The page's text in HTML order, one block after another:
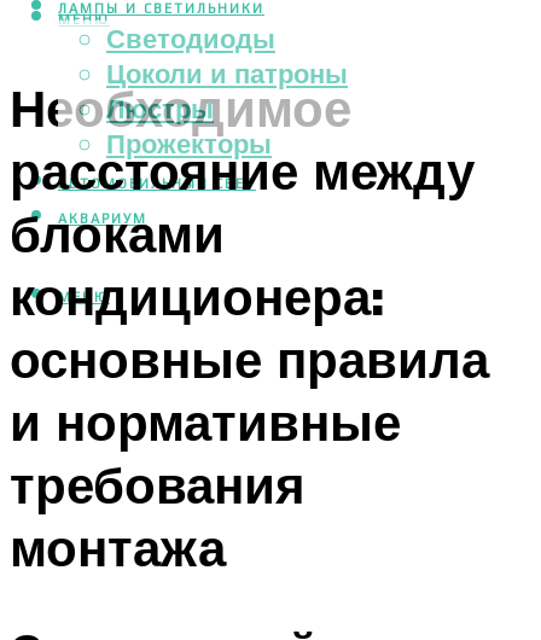
ЛАМПЫ И СВЕТИЛЬНИКИ
Светодиоды
Цоколи и патроны
Люстры
Прожекторы
АВТОМОБИЛЬНЫЙ СВЕТ
АКВАРИУМ
МЕНЮ
МЕНЮ
Необходимое
расстояние между
блоками
кондиционера:
основные правила
и нормативные
требования
монтажа